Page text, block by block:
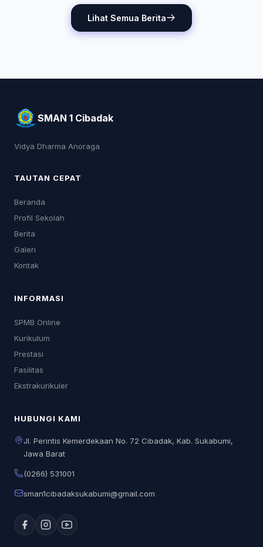
Lihat Semua Berita
SMAN 1 Cibadak
Vidya Dharma Anoraga
TAUTAN CEPAT
Beranda
Profil Sekolah
Berita
Galeri
Kontak
INFORMASI
SPMB Online
Kurikulum
Prestasi
Fasilitas
Ekstrakurikuler
HUBUNGI KAMI
Jl. Perintis Kemerdekaan No. 72 Cibadak, Kab. Sukabumi,
Jawa Barat
(0266) 531001
sman1cibadaksukabumi@gmail.com